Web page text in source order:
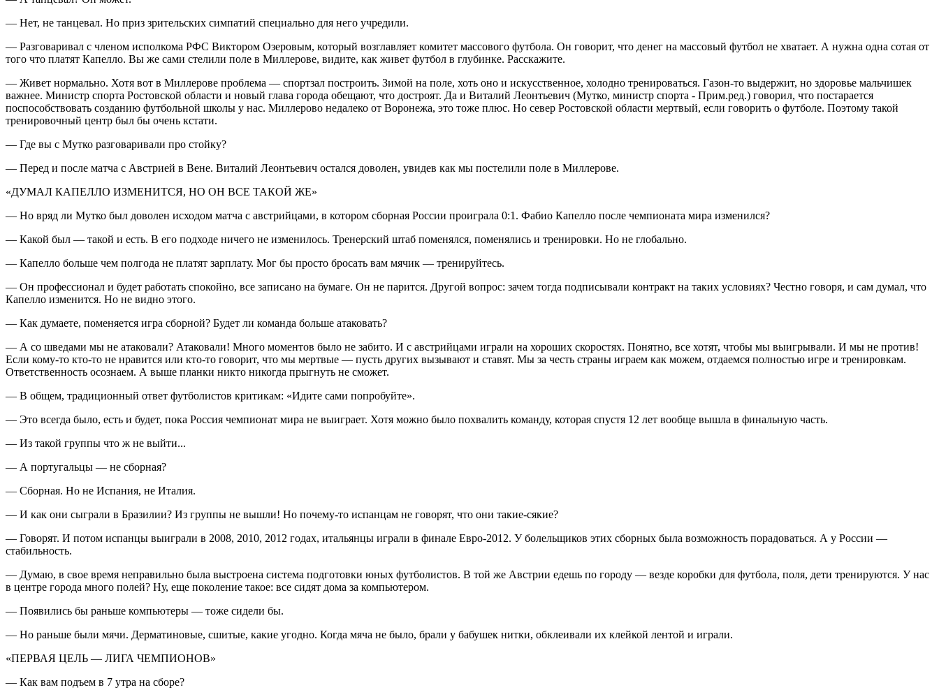
— Нет, не танцевал. Но приз зрительских симпатий специально для него учредили.
— Разговаривал с членом исполкома РФС Виктором Озеровым, который возглавляет комитет массового футбола. Он говорит, что денег на массовый футбол не хватает. А нужна одна сотая от
того что платят Капелло. Вы же сами стелили поле в Миллерове, видите, как живет футбол в глубинке. Расскажите.
— Живет нормально. Хотя вот в Миллерове проблема — спортзал построить. Зимой на поле, хоть оно и искусственное, холодно тренироваться. Газон-то выдержит, но здоровье мальчишек
важнее. Министр спорта Ростовской области и новый глава города обещают, что достроят. Да и Виталий Леонтьевич (Мутко, министр спорта - Прим.ред.) говорил, что постарается
поспособствовать созданию футбольной школы у нас. Миллерово недалеко от Воронежа, это тоже плюс. Но север Ростовской области мертвый, если говорить о футболе. Поэтому такой
тренировочный центр был бы очень кстати.
— Где вы с Мутко разговаривали про стойку?
— Перед и после матча с Австрией в Вене. Виталий Леонтьевич остался доволен, увидев как мы постелили поле в Миллерове.
«ДУМАЛ КАПЕЛЛО ИЗМЕНИТСЯ, НО ОН ВСЕ ТАКОЙ ЖЕ»
— Но вряд ли Мутко был доволен исходом матча с австрийцами, в котором сборная России проиграла 0:1. Фабио Капелло после чемпионата мира изменился?
— Какой был — такой и есть. В его подходе ничего не изменилось. Тренерский штаб поменялся, поменялись и тренировки. Но не глобально.
— Капелло больше чем полгода не платят зарплату. Мог бы просто бросать вам мячик — тренируйтесь.
— Он профессионал и будет работать спокойно, все записано на бумаге. Он не парится. Другой вопрос: зачем тогда подписывали контракт на таких условиях? Честно говоря, и сам думал, что
Капелло изменится. Но не видно этого.
— Как думаете, поменяется игра сборной? Будет ли команда больше атаковать?
— А со шведами мы не атаковали? Атаковали! Много моментов было не забито. И с австрийцами играли на хороших скоростях. Понятно, все хотят, чтобы мы выигрывали. И мы не против!
Если кому-то кто-то не нравится или кто-то говорит, что мы мертвые — пусть других вызывают и ставят. Мы за честь страны играем как можем, отдаемся полностью игре и тренировкам.
Ответственность осознаем. А выше планки никто никогда прыгнуть не сможет.
— В общем, традиционный ответ футболистов критикам: «Идите сами попробуйте».
— Это всегда было, есть и будет, пока Россия чемпионат мира не выиграет. Хотя можно было похвалить команду, которая спустя 12 лет вообще вышла в финальную часть.
— Из такой группы что ж не выйти...
— А португальцы — не сборная?
— Сборная. Но не Испания, не Италия.
— И как они сыграли в Бразилии? Из группы не вышли! Но почему-то испанцам не говорят, что они такие-сякие?
— Говорят. И потом испанцы выиграли в 2008, 2010, 2012 годах, итальянцы играли в финале Евро-2012. У болельщиков этих сборных была возможность порадоваться. А у России —
стабильность.
— Думаю, в свое время неправильно была выстроена система подготовки юных футболистов. В той же Австрии едешь по городу — везде коробки для футбола, поля, дети тренируются. У нас
в центре города много полей? Ну, еще поколение такое: все сидят дома за компьютером.
— Появились бы раньше компьютеры — тоже сидели бы.
— Но раньше были мячи. Дерматиновые, сшитые, какие угодно. Когда мяча не было, брали у бабушек нитки, обклеивали их клейкой лентой и играли.
«ПЕРВАЯ ЦЕЛЬ — ЛИГА ЧЕМПИОНОВ»
— Как вам подъем в 7 утра на сборе?